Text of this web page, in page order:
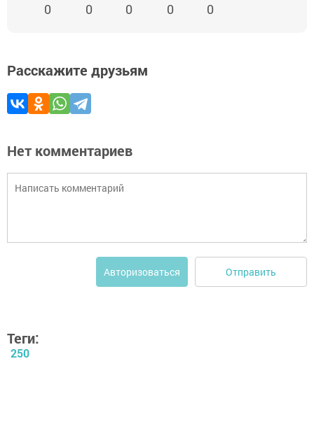
0 0 0 0 0
Расскажите друзьям
Нет комментариев
Авторизоваться Отправить
Теги:
250